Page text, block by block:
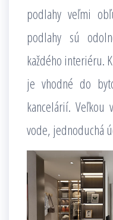
podlahy veľmi
podlahy sú
každého interiéru.
je vhodné do
kancelárií. Veľkou
vode, jednoduchá